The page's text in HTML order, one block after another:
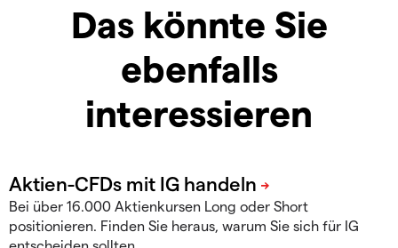
Das könnte Sie
ebenfalls
interessieren
Bei über 16.000 Aktienkursen Long oder Short
positionieren. Finden Sie heraus, warum Sie sich für IG